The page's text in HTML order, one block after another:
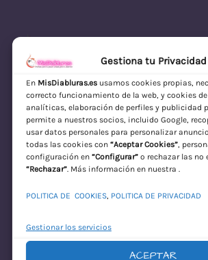
Gestiona tu Privacidad
En MisDiabluras.esusamos cookies propias,
correcto funcionamiento de la web, y cookies
analíticas, elaboración de perfiles y publicidad
permite a nuestros socios, incluido Google,
usar datos personales para personalizar
todas las cookies con “Aceptar Cookies”,
configuración en “Configurar”o rechazar las no
“Rechazar”. Más información en nuestra .
POLITICA DE COOKIES, POLITICA DE PRIVACIDAD
Gestionar los servicios
ACEPTAR
MisDiabluras | Sexshop
Discreto en España
Acceder